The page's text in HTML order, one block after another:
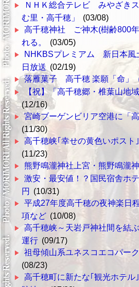
ＮＨＫ総合テレビ みやざき
む里・高千穂」
(03/08)
高千穂神社 ご神木(樹齢800
れる。
(03/05)
NHKBSプレミアム 新日本
日放送 (02/19)
落雁菓子 高千穂 楽願「命」
【祝】「高千穂郷・椎葉山地
(12/16)
宮崎ブーゲンビリア空港に「
(11/30)
高千穂峡｢幸せの黄色いポスト
(11/23)
熊野鳴瀧神社上宮・熊野鳴瀧
激安・最安値！？国民宿舎ホ
円
(10/31)
平成27年度高千穂の夜神楽日
項など (10/08)
高千穂峡～天岩戸神社間を結
運行 (09/17)
祖母傾山系ユネスコエコパー
(08/23)
高千穂町に新たな｢観光ホテル